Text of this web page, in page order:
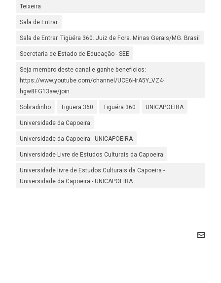
Teixeira
Sala de Entrar
Sala de Entrar. Tigüéra 360. Juiz de Fora. Minas Gerais/MG. Brasil
Secretaria de Estado de Educação - SEE
Seja membro deste canal e ganhe benefícios:
https://www.youtube.com/channel/UCE6HrA5Y_VZ4-
hgw8FG13aw/join
Sobradinho Tigüera 360 Tigüéra 360 UNICAPOEIRA
Universidade da Capoeira
Universidade da Capoeira - UNICAPOEIRA
Universidade Livre de Estudos Culturais da Capoeira
Universidade livre de Estudos Culturais da Capoeira -
Universidade da Capoeira - UNICAPOEIRA